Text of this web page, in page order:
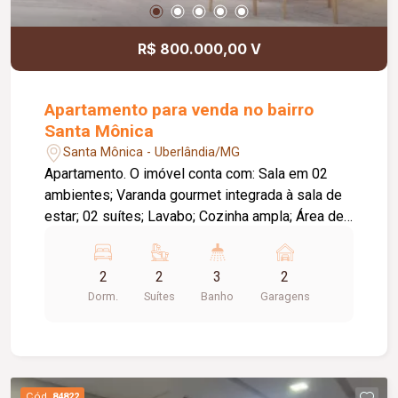
R$ 800.000,00 V
Apartamento para venda no bairro
Santa Mônica
Santa Mônica - Uberlândia/MG
Apartamento. O imóvel conta com: Sala em 02
ambientes; Varanda gourmet integrada à sala de
estar; 02 suítes; Lavabo; Cozinha ampla; Área de
Diferenciais: Upgrades inclusos na venda;
Tomadas preparadas para instalação de ar-
condicionado em todos os cômodos; Varanda
squash; Quadra poliesportiva; Salão de festas;
2
Dorm.
2
Suítes
3
Banho
2
Garagens